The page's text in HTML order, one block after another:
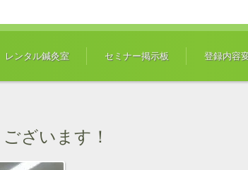
レンタル鍼灸室 セミナー掲示板 登録内容
ざいます！